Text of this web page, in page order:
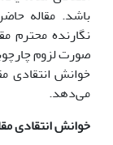
باشد. مقاله
نگارنده محترم
صورت لزوم
خوانش انتقادى
مى‌دهد.
خوانش انتقادى